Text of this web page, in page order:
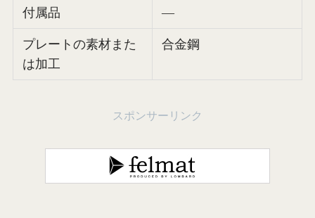
付属品 —
プレートの素材また
は加工
合金鋼
スポンサーリンク